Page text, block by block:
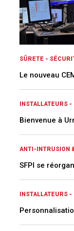
SÛRETE -
Le nouveau
INSTALLATEURS
Bienvenue à
ANTI-INTRUSION
SFPI se
INSTALLATEURS